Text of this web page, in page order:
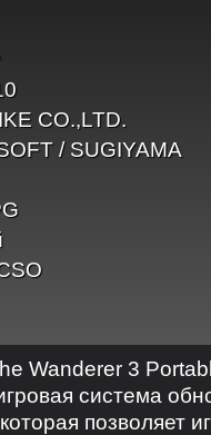
CO.,LTD.
/ SUGIYAMA
Wanderer 3
система
позволяет